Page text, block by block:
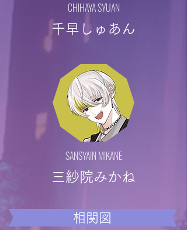
CHIHAYA SYUAN
千早しゅあん
SANSYAIN MIKANE
​三紗院みかね
相関図